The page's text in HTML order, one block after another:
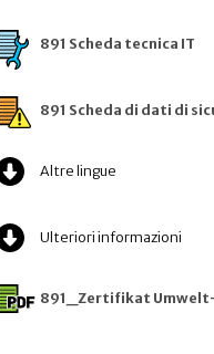
891 Scheda tecnica IT
891 Scheda di dati di
Altre lingue
Ulteriori informazioni
891_Zertifikat